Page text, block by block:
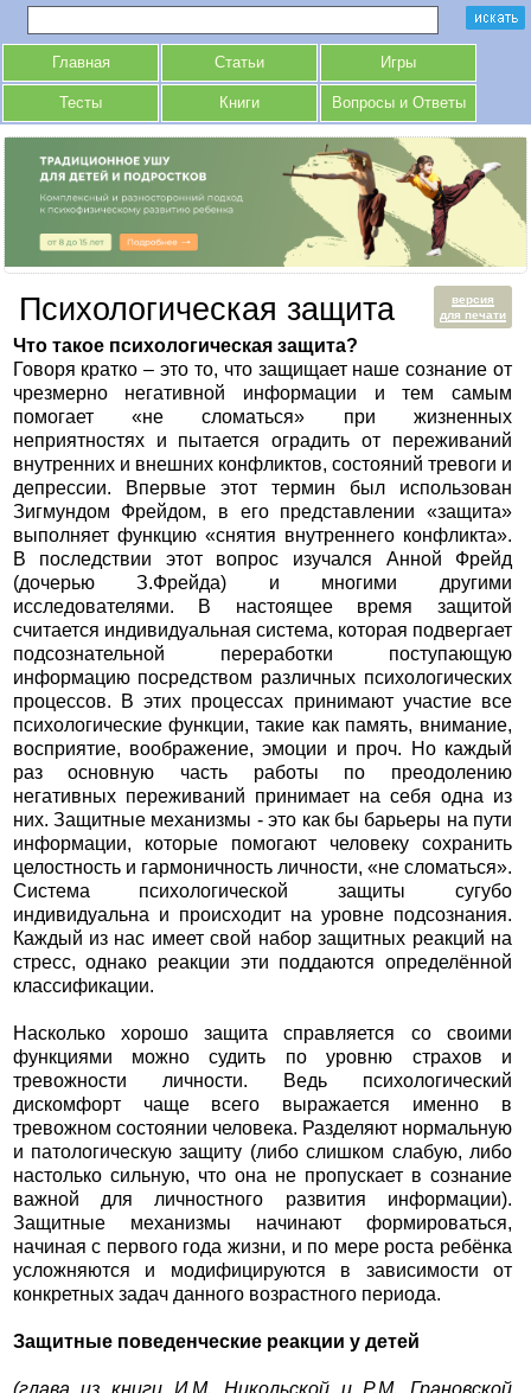
Главная Статьи Игры
Тесты Книги Вопросы и Ответы
версия
для печати
Психологическая защита
Что такое психологическая защита?
Говоря кратко – это то, что защищает наше сознание от
чрезмерно негативной информации и тем самым
помогает «не сломаться» при жизненных
неприятностях и пытается оградить от переживаний
внутренних и внешних конфликтов, состояний тревоги и
депрессии. Впервые этот термин был использован
Зигмундом Фрейдом, в его представлении «защита»
выполняет функцию «снятия внутреннего конфликта».
В последствии этот вопрос изучался Анной Фрейд
(дочерью З.Фрейда) и многими другими
исследователями. В настоящее время защитой
считается индивидуальная система, которая подвергает
подсознательной переработки поступающую
информацию посредством различных психологических
процессов. В этих процессах принимают участие все
психологические функции, такие как память, внимание,
восприятие, воображение, эмоции и проч. Но каждый
раз основную часть работы по преодолению
негативных переживаний принимает на себя одна из
них. Защитные механизмы - это как бы барьеры на пути
информации, которые помогают человеку сохранить
целостность и гармоничность личности, «не сломаться».
Система психологической защиты сугубо
индивидуальна и происходит на уровне подсознания.
Каждый из нас имеет свой набор защитных реакций на
стресс, однако реакции эти поддаются определённой
классификации.
Насколько хорошо защита справляется со своими
функциями можно судить по уровню страхов и
тревожности личности. Ведь психологический
дискомфорт чаще всего выражается именно в
тревожном состоянии человека. Разделяют нормальную
и патологическую защиту (либо слишком слабую, либо
настолько сильную, что она не пропускает в сознание
важной для личностного развития информации).
Защитные механизмы начинают формироваться,
начиная с первого года жизни, и по мере роста ребёнка
усложняются и модифицируются в зависимости от
конкретных задач данного возрастного периода.
Защитные поведенческие реакции у детей
(глава из книги И.М. Никольской и Р.М. Грановской